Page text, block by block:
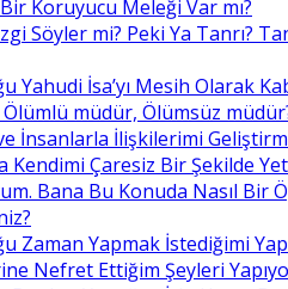
Koruyucu Meleği Var mı?
Söyler mi? Peki Ya Tanrı?
Yahudi İsa’yı Mesih Olarak
Ölümlü müdür, Ölümsüz
ve İnsanlarla İlişkilerimi
Kendimi Çaresiz Bir Şekilde
Bana Bu Konuda Nasıl Bir
Zaman Yapmak İstediğimi
Nefret Ettiğim Şeyleri